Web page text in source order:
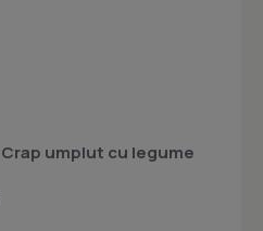
Crap umplut cu legume